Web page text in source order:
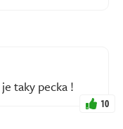
taky pecka !
10